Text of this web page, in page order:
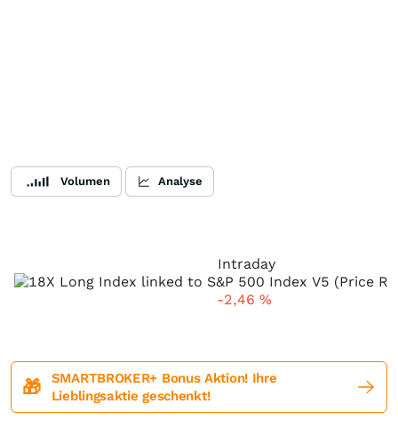
Volumen Analyse
Intraday
-2,46 %
🎁
SMARTBROKER+ Bonus Aktion! Ihre
Lieblingsaktie geschenkt!